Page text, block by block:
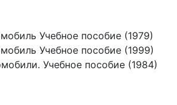
Учебное пособие (1979)
Учебное пособие (1999)
Учебное пособие (1984)